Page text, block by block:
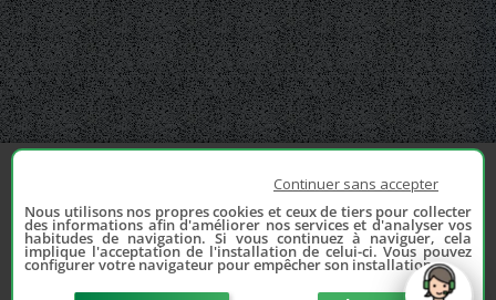
Continuer sans accepter
Nous utilisons nos propres cookies et ceux de tiers pour collecter
des informations afin d'améliorer nos services et d'analyser vos
habitudes de navigation. Si vous continuez à naviguer, cela
implique l'acceptation de l'installation de celui-ci. Vous pouvez
configurer votre navigateur pour empêcher son installation.